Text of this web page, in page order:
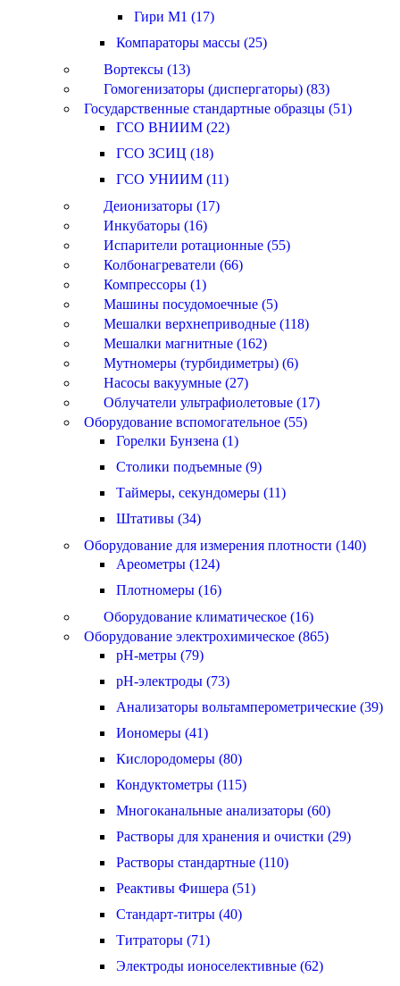
Гири M1 (17)
Компараторы массы (25)
Вортексы (13)
Гомогенизаторы (диспергаторы) (83)
Государственные стандартные образцы (51)
ГСО ВНИИМ (22)
ГСО ЗСИЦ (18)
ГСО УНИИМ (11)
Деионизаторы (17)
Инкубаторы (16)
Испарители ротационные (55)
Колбонагреватели (66)
Компрессоры (1)
Машины посудомоечные (5)
Мешалки верхнеприводные (118)
Мешалки магнитные (162)
Мутномеры (турбидиметры) (6)
Насосы вакуумные (27)
Облучатели ультрафиолетовые (17)
Оборудование вспомогательное (55)
Горелки Бунзена (1)
Столики подъемные (9)
Таймеры, секундомеры (11)
Штативы (34)
Оборудование для измерения плотности (140)
Ареометры (124)
Плотномеры (16)
Оборудование климатическое (16)
Оборудование электрохимическое (865)
pH-метры (79)
pH-электроды (73)
Анализаторы вольтамперометрические (39)
Иономеры (41)
Кислородомеры (80)
Кондуктометры (115)
Многоканальные анализаторы (60)
Растворы для хранения и очистки (29)
Растворы стандартные (110)
Реактивы Фишера (51)
Стандарт-титры (40)
Титраторы (71)
Электроды ионоселективные (62)